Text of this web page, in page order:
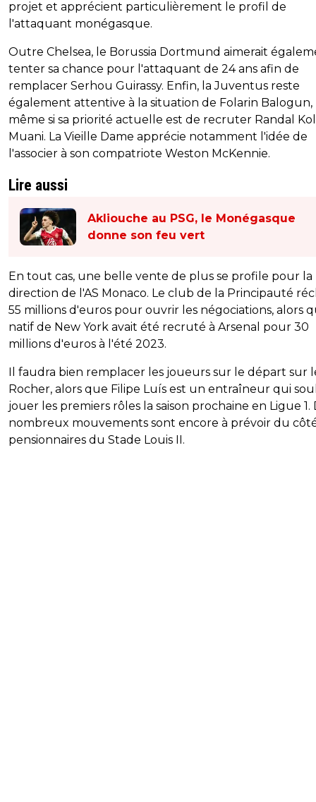
projet et apprécient particulièrement le profil de
l'attaquant monégasque.
Outre Chelsea, le Borussia Dortmund aimerait
tenter sa chance pour l'attaquant de 24 ans afin de
remplacer Serhou Guirassy. Enfin, la Juventus reste
également attentive à la situation de Folarin Balogun,
même si sa priorité actuelle est de recruter Randal
Muani. La Vieille Dame apprécie notamment l'idée de
l'associer à son compatriote Weston McKennie.
Lire aussi
Akliouche au PSG, le Monégasque
donne son feu vert
En tout cas, une belle vente de plus se profile pour la
direction de l'AS Monaco. Le club de la Principauté
55 millions d'euros pour ouvrir les négociations, alors
natif de New York avait été recruté à Arsenal pour 30
millions d'euros à l'été 2023.
Il faudra bien remplacer les joueurs sur le départ sur
Rocher, alors que Filipe Luís est un entraîneur qui
jouer les premiers rôles la saison prochaine en Ligue 1.
nombreux mouvements sont encore à prévoir du
pensionnaires du Stade Louis II.